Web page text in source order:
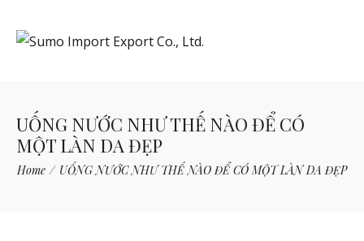
UỐNG NƯỚC NHƯ THẾ NÀO ĐỂ CÓ
MỘT LÀN DA ĐẸP
Home / UỐNG NƯỚC NHƯ THẾ NÀO ĐỂ CÓ MỘT LÀN DA ĐẸP